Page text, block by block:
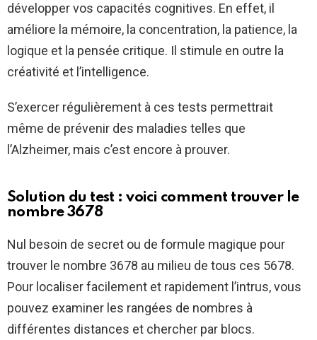
développer vos capacités cognitives. En effet, il
améliore la mémoire, la concentration, la patience, la
logique et la pensée critique. Il stimule en outre la
créativité et l’intelligence.
S’exercer régulièrement à ces tests permettrait
même de prévenir des maladies telles que
l’Alzheimer, mais c’est encore à prouver.
Solution du test : voici comment trouver le
nombre 3678
Nul besoin de secret ou de formule magique pour
trouver le nombre 3678 au milieu de tous ces 5678.
Pour localiser facilement et rapidement l’intrus, vous
pouvez examiner les rangées de nombres à
différentes distances et chercher par blocs.